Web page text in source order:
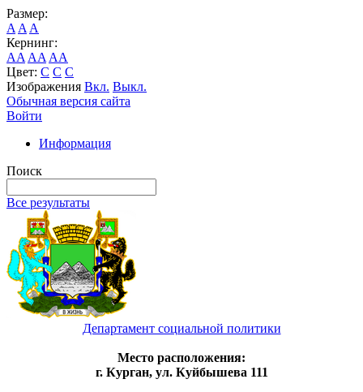
Размер:
A A A
Кернинг:
AA AA AA
Цвет: C C C
Изображения Вкл. Выкл.
Обычная версия сайта
Войти
Информация
Поиск
Все результаты
Департамент социальной политики
Место расположения:
г. Курган, ул. Куйбышева 111